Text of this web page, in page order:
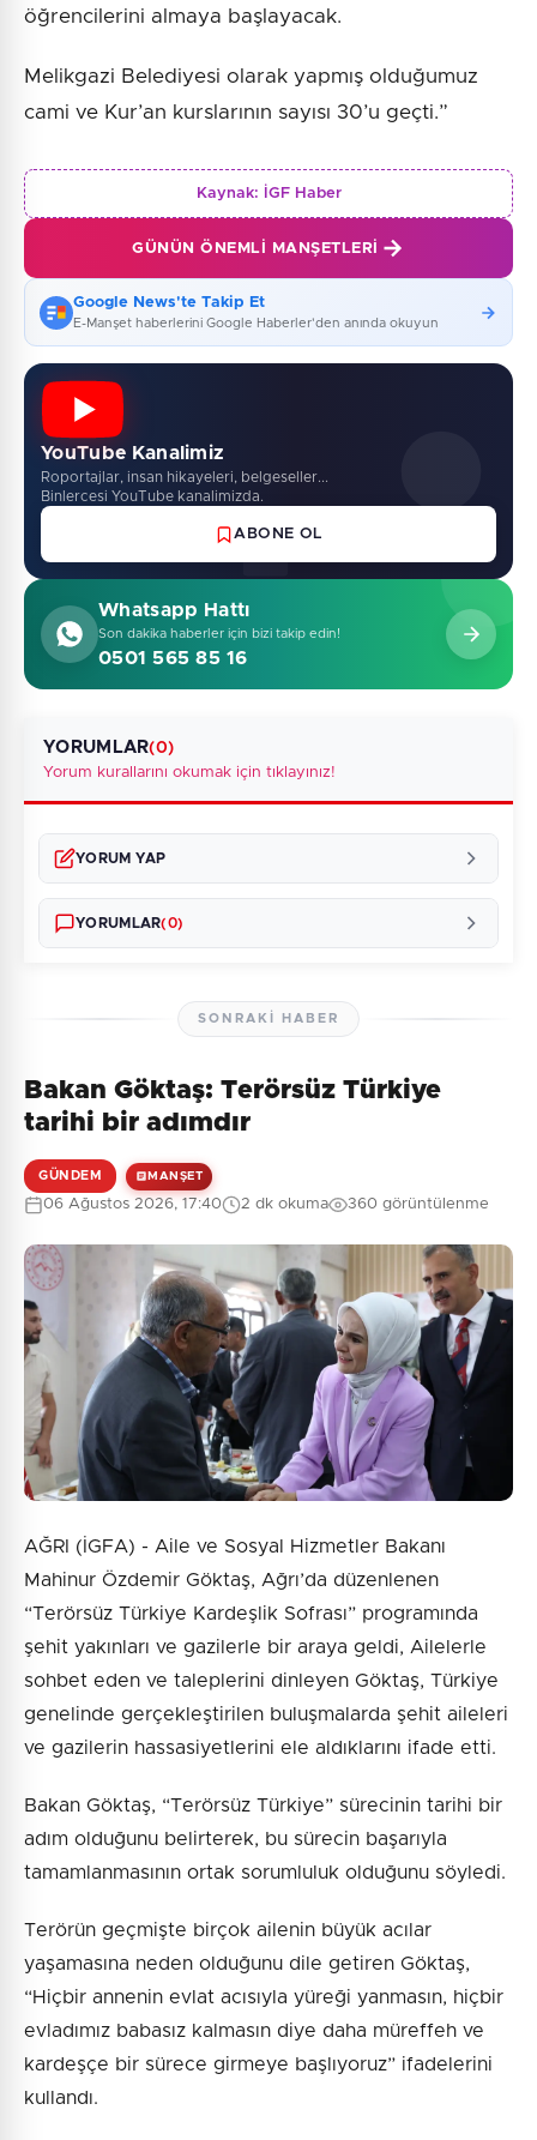
öğrencilerini almaya başlayacak.
Melikgazi Belediyesi olarak yapmış olduğumuz
cami ve Kur’an kurslarının sayısı 30’u geçti.”
Kaynak: İGF Haber
GÜNÜN ÖNEMLI MANŞETLERI
Google News'te Takip Et
E-Manşet haberlerini Google Haberler'den anında okuyun
YouTube Kanalimiz
Roportajlar, insan hikayeleri, belgeseller...
Binlercesi YouTube kanalimizda.
ABONE OL
Whatsapp Hattı
Son dakika haberler için bizi takip edin!
0501 565 85 16
YORUMLAR(0)
Yorum kurallarını okumak için tıklayınız!
YORUM YAP
Güvenlik Sorusu:
2 + 3 = ?
Gönder
YORUMLAR(0)
Henüz yorum yapılmamış. İlk yorumu siz yapın!
SONRAKI HABER
Bakan Göktaş: Terörsüz Türkiye
tarihi bir adımdır
GÜNDEM MANŞET
06 Ağustos 2026, 17:40 2 dk okuma 360 görüntülenme
AĞRI (İGFA) - Aile ve Sosyal Hizmetler Bakanı
Mahinur Özdemir Göktaş, Ağrı’da düzenlenen
“Terörsüz Türkiye Kardeşlik Sofrası” programında
şehit yakınları ve gazilerle bir araya geldi, Ailelerle
sohbet eden ve taleplerini dinleyen Göktaş, Türkiye
genelinde gerçekleştirilen buluşmalarda şehit aileleri
ve gazilerin hassasiyetlerini ele aldıklarını ifade etti.
Bakan Göktaş, “Terörsüz Türkiye” sürecinin tarihi bir
adım olduğunu belirterek, bu sürecin başarıyla
tamamlanmasının ortak sorumluluk olduğunu söyledi.
Terörün geçmişte birçok ailenin büyük acılar
yaşamasına neden olduğunu dile getiren Göktaş,
“Hiçbir annenin evlat acısıyla yüreği yanmasın, hiçbir
evladımız babasız kalmasın diye daha müreffeh ve
kardeşçe bir sürece girmeye başlıyoruz” ifadelerini
kullandı.